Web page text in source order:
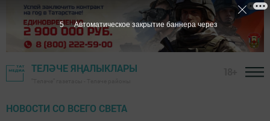
ТЕЛӘЧЕ ЯҢАЛЫКЛАРЫ
НОВОСТИ СО ВСЕГО СВЕТА
4 Автоматическое закрытие баннера через